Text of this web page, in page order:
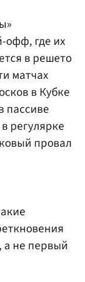
офф, где их
в решето
матчах
в Кубке
пассиве
регулярке
провал
а не первый